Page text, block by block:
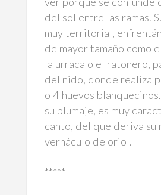
del sol entre las ramas.
muy territorial,
de mayor tamaño como
la urraca o el ratonero,
del nido, donde realiza
o 4 huevos
su plumaje, es muy
canto, del que deriva su
vernáculo de oriol.
*****